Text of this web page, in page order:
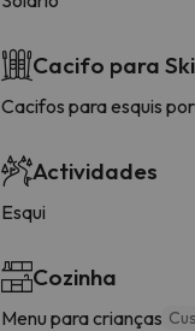
Cacifo para
Cacifos para esquis
Actividades
Esqui
Cozinha
Menu para crianças